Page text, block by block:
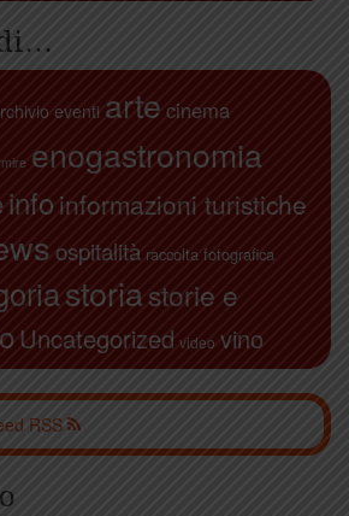
eventi arte cinema
enogastronomia
info informazioni turistiche
ospitalità raccolta fotografica
storiastorie e
Uncategorized video vino
RSS